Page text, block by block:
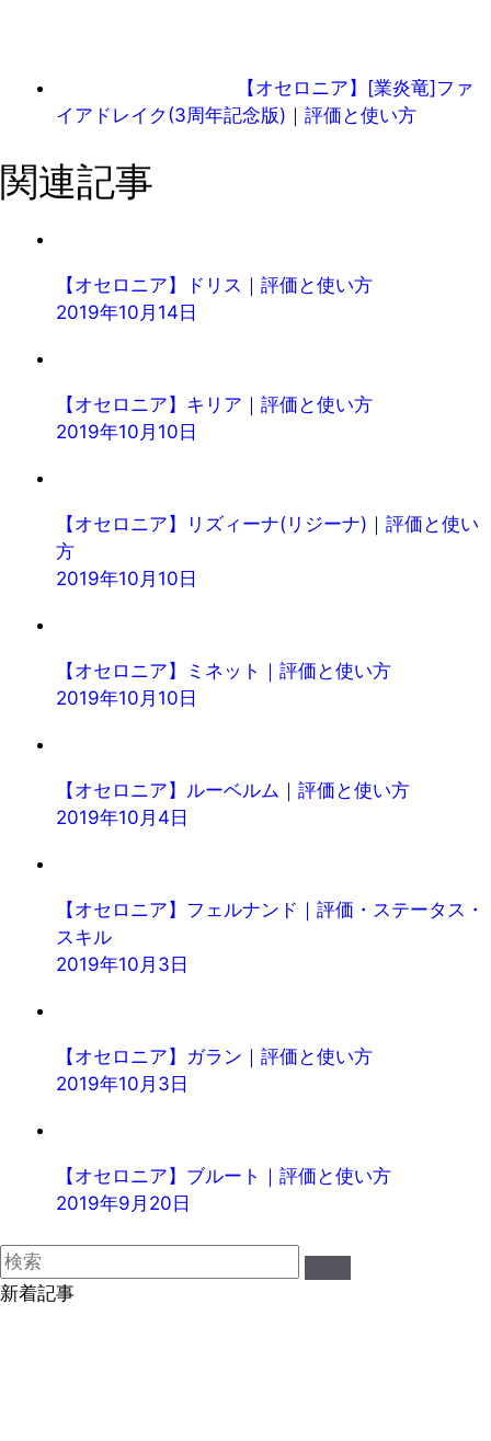
【オセロニア】[業炎竜]ファ
イアドレイク(3周年記念版)｜評価と使い方
関連記事
【オセロニア】ドリス｜評価と使い方
2019年10月14日
【オセロニア】キリア｜評価と使い方
2019年10月10日
【オセロニア】リズィーナ(リジーナ)｜評価と使い
方
2019年10月10日
【オセロニア】ミネット｜評価と使い方
2019年10月10日
【オセロニア】ルーベルム｜評価と使い方
2019年10月4日
【オセロニア】フェルナンド｜評価・ステータス・
スキル
2019年10月3日
【オセロニア】ガラン｜評価と使い方
2019年10月3日
【オセロニア】ブルート｜評価と使い方
2019年9月20日
新着記事